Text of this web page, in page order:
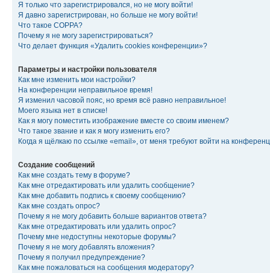
Я только что зарегистрировался, но не могу войти!
Я давно зарегистрирован, но больше не могу войти!
Что такое COPPA?
Почему я не могу зарегистрироваться?
Что делает функция «Удалить cookies конференции»?
Параметры и настройки пользователя
Как мне изменить мои настройки?
На конференции неправильное время!
Я изменил часовой пояс, но время всё равно неправильное!
Моего языка нет в списке!
Как я могу поместить изображение вместе со своим именем?
Что такое звание и как я могу изменить его?
Когда я щёлкаю по ссылке «email», от меня требуют войти на
Создание сообщений
Как мне создать тему в форуме?
Как мне отредактировать или удалить сообщение?
Как мне добавить подпись к своему сообщению?
Как мне создать опрос?
Почему я не могу добавить больше вариантов ответа?
Как мне отредактировать или удалить опрос?
Почему мне недоступны некоторые форумы?
Почему я не могу добавлять вложения?
Почему я получил предупреждение?
Как мне пожаловаться на сообщения модератору?